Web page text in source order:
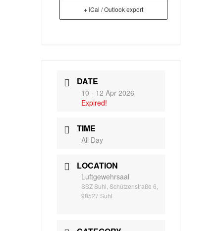
+ iCal / Outlook export
DATE
10 - 12 Apr 2026
Expired!
TIME
All Day
LOCATION
Luftgewehrsaal
SSZ Suhl, Schützenstraße 6,
98527 Suhl